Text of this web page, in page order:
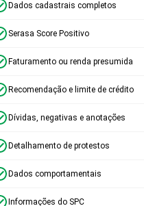
Dados cadastrais completos
Serasa Score Positivo
Faturamento ou renda presumida
Recomendação e limite de crédito
Dívidas, negativas e anotações
Detalhamento de protestos
Dados comportamentais
Informações do SPC